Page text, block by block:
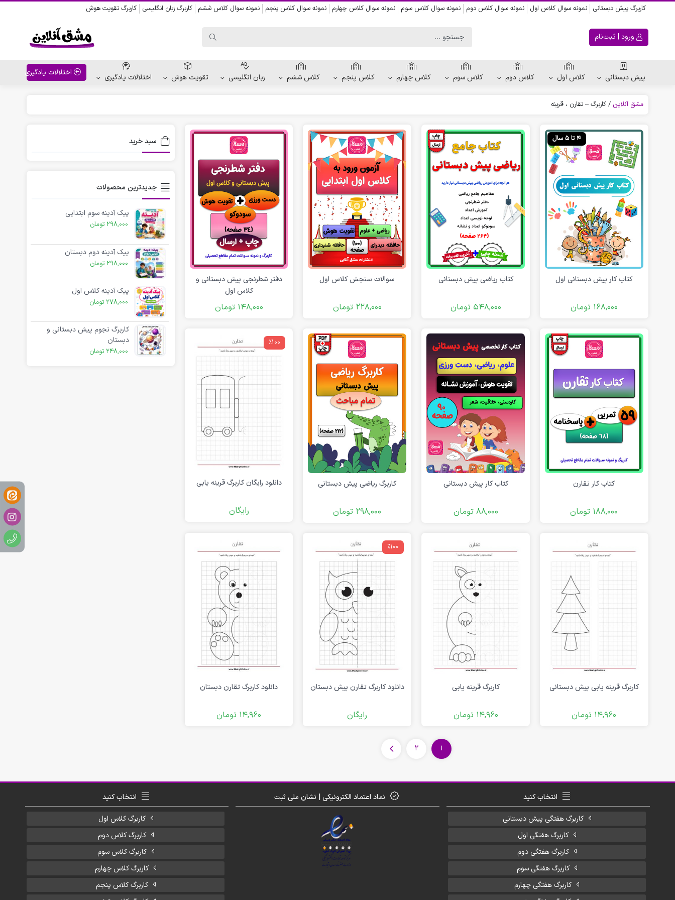
کاربرگ پیش دبستانی نمونه سوال کلاس اول نمونه سوال کلاس دوم نمونه سوال کلاس سوم نمونه سوال کلاس چهارم نمونه سوال کلاس پنجم نمونه سوال کلاس ششم کاربرگ زبان انگلیسی کاربرگ تقویت هوش
ورود | ثبت‌نام
پیش دبستانی
کاربرگ اعداد
کاربرگ تقارن ، قرینه
الگویابی پیش دبستانی
کاربرگ نقاشی و رنگ آمیزی
کاربرگ پیش از نوشتن
کاربرگ نقطه چین حروف الفبا
کاربرگ نقاشی نشانه ها
کاربرگ مناسبت ها
پکیج های پیش دبستانی
کتاب پیش دبستانی
فلش کارت آموزشی
دانلود رایگان کاربرگ پیش دبستانی
کاربرگ هفتگی پیش دبستانی
کلاس اول کلاس دوم کلاس سوم کلاس چهارم کلاس پنجم کلاس ششم زبان انگلیسی تقویت هوش اختلالات یادگیری اختلالات یادگیری
مشق آنلاین /کاربرگ – تقارن ، قرینه
4 تا 5 سال
کتاب کار پیش دبستانی اول
168,000 تومان
کتاب ریاضی پیش دبستانی
548,000 تومان
سوالات سنجش کلاس اول
228,000 تومان
دفتر شطرنجی پیش دبستانی و
کلاس اول
148,000 تومان
کتاب کار تقارن
188,000 تومان
کتاب کار پیش دبستانی
88,000 تومان
کاربرگ ریاضی پیش دبستانی
298,000 تومان
٪100
دانلود رایگان کاربرگ قرینه یابی
رایگان
کاربرگ قرینه یابی پیش دبستانی
14,960 تومان
کاربرگ قرینه یابی
14,960 تومان
٪100
دانلود کاربرگ تقارن پیش دبستان
رایگان
دانلود کاربرگ تقارن دبستان
14,960 تومان
1
2
سبد خرید
جدیدترین محصولات
پیک آدینه سوم ابتدایی
298,000 تومان
پیک آدینه دوم دبستان
298,000 تومان
پیک آدینه کلاس اول
278,000 تومان
کاربرگ نجوم پیش دبستانی و
دبستان
248,000 تومان
انتخاب کنید
کاربرگ هفتگی پیش دبستانی
کاربرگ هفتگی اول
کاربرگ هفتگی دوم
کاربرگ هفتگی سوم
کاربرگ هفتگی چهارم
نماد اعتماد الکترونیکی | نشان ملی ثبت انتخاب کنید
کاربرگ کلاس اول
کاربرگ کلاس دوم
کاربرگ کلاس سوم
کاربرگ کلاس چهارم
کاربرگ کلاس پنجم